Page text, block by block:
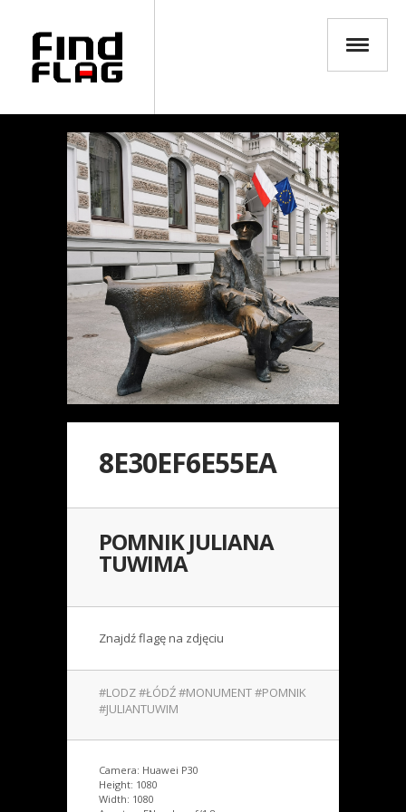
8E30EF6E55EA
POMNIK JULIANA
TUWIMA
Znajdź flagę na zdjęciu
#LODZ #ŁÓDŹ #MONUMENT #POMNIK
#JULIANTUWIM
Camera: Huawei P30
Height: 1080
Width: 1080